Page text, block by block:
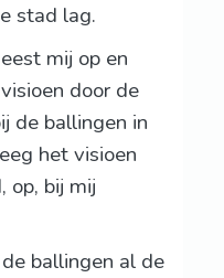
stad lag.
mij op en
door de
de ballingen in
het visioen
op, bij mij
ballingen al de